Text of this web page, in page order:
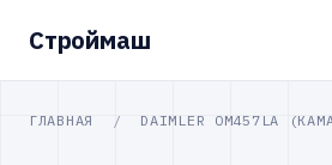
Строймаш
ГЛАВНАЯ / DAIMLER OM457LA